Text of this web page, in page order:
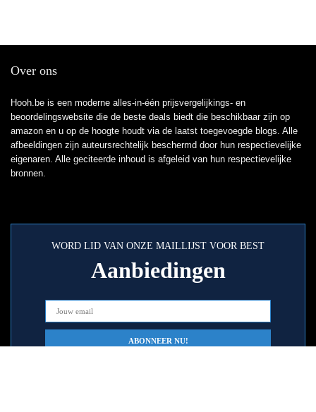
Over ons
Hooh.be is een moderne alles-in-één prijsvergelijkings- en
beoordelingswebsite die de beste deals biedt die beschikbaar zijn op
amazon en u op de hoogte houdt via de laatst toegevoegde blogs. Alle
afbeeldingen zijn auteursrechtelijk beschermd door hun respectievelijke
eigenaren. Alle geciteerde inhoud is afgeleid van hun respectievelijke
bronnen.
WORD LID VAN ONZE MAILLIJST VOOR BEST
Aanbiedingen